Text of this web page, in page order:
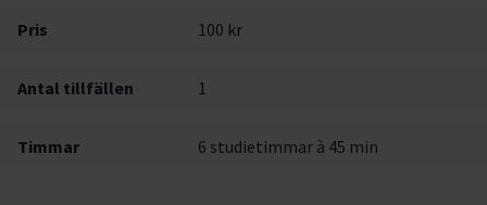
Pris 100 kr
Antal tillfällen 1
Timmar 6 studietimmar à 45 min